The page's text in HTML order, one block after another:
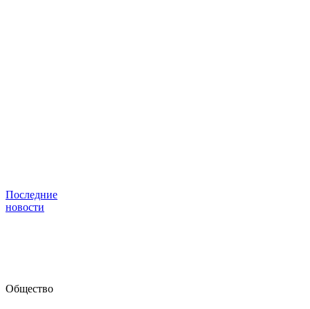
Последние
новости
Общество